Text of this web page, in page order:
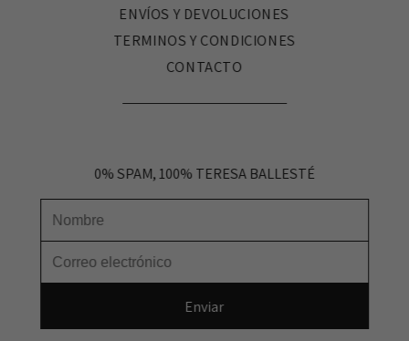
ENVÍOS Y DEVOLUCIONES
TERMINOS Y CONDICIONES
CONTACTO
0% SPAM, 100% TERESA BALLESTÉ
Nombre
Correo electrónico